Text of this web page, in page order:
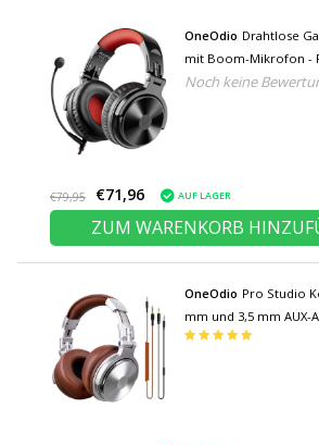
OneOdio Drahtlose
mit Boom-Mikrofon -
PS5 - Headset-
Noch keine
€79,95 €71,96 AUF LAGER
ZUM WARENKORB
OneOdio Pro Studio
mm und 3,5 mm AUX-
mit Mikrofon DJ